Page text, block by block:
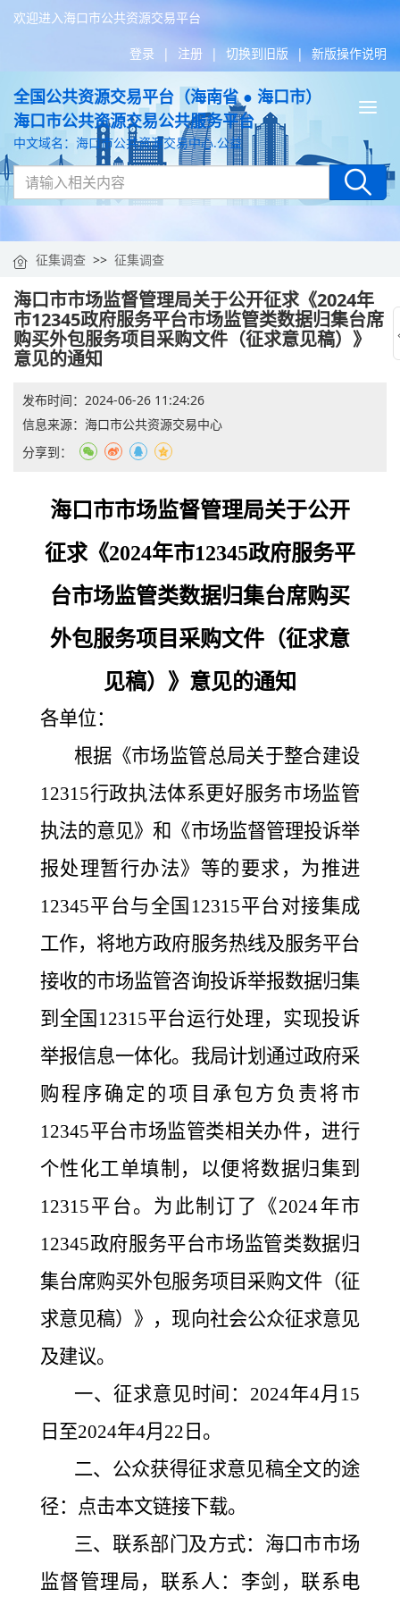
欢迎进入海口市公共资源交易平台
登录 | 注册 | 切换到旧版 | 新版操作说明
全国公共资源交易平台（海南省 ● 海口市）
海口市公共资源交易公共服务平台
中文域名：海口市公共资源交易中心.公益
征集调查 >> 征集调查
海口市市场监督管理局关于公开征求《2024年
市12345政府服务平台市场监管类数据归集台席
购买外包服务项目采购文件（征求意见稿）》
意见的通知
发布时间： 2024-06-26 11:24:26
信息来源： 海口市公共资源交易中心
分享到：
海口市市场监督管理局关于公开
征求《2024年市12345政府服务平
台市场监管类数据归集台席购买
外包服务项目采购文件（征求意
见稿）》意见的通知
各单位：
根据《市场监管总局关于整合建设
12315行政执法体系更好服务市场监管
执法的意见》和《市场监督管理投诉举
报处理暂行办法》等的要求，为推进
12345平台与全国12315平台对接集成
工作，将地方政府服务热线及服务平台
接收的市场监管咨询投诉举报数据归集
到全国12315平台运行处理，实现投诉
举报信息一体化。我局计划通过政府采
购程序确定的项目承包方负责将市
12345平台市场监管类相关办件，进行
个性化工单填制，以便将数据归集到
12315平台。为此制订了《2024年市
12345政府服务平台市场监管类数据归
集台席购买外包服务项目采购文件（征
求意见稿）》，现向社会公众征求意见
及建议。
一、征求意见时间：2024年4月15
日至2024年4月22日。
二、公众获得征求意见稿全文的途
径：点击本文链接下载。
三、联系部门及方式：海口市市场
监督管理局，联系人：李剑，联系电